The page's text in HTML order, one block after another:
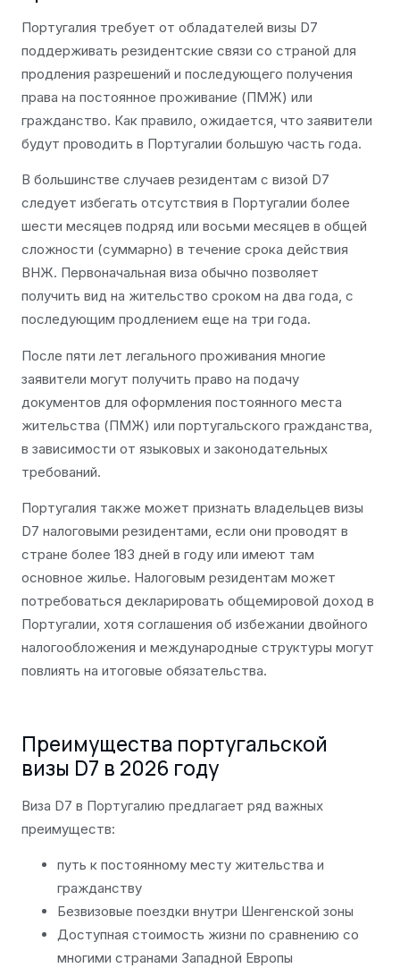
Португалия требует от обладателей визы D7
поддерживать резидентские связи со страной для
продления разрешений и последующего получения
права на постоянное проживание (ПМЖ) или
гражданство. Как правило, ожидается, что заявители
будут проводить в Португалии большую часть года.
В большинстве случаев резидентам с визой D7
следует избегать отсутствия в Португалии более
шести месяцев подряд или восьми месяцев в общей
сложности (суммарно) в течение срока действия
ВНЖ. Первоначальная виза обычно позволяет
получить вид на жительство сроком на два года, с
последующим продлением еще на три года.
После пяти лет легального проживания многие
заявители могут получить право на подачу
документов для оформления постоянного места
жительства (ПМЖ) или португальского гражданства,
в зависимости от языковых и законодательных
требований.
Португалия также может признать владельцев визы
D7 налоговыми резидентами, если они проводят в
стране более 183 дней в году или имеют там
основное жилье. Налоговым резидентам может
потребоваться декларировать общемировой доход в
Португалии, хотя соглашения об избежании двойного
налогообложения и международные структуры могут
повлиять на итоговые обязательства.
Преимущества португальской
визы D7 в 2026 году
Виза D7 в Португалию предлагает ряд важных
преимуществ:
путь к постоянному месту жительства и
гражданству
Безвизовые поездки внутри Шенгенской зоны
Доступная стоимость жизни по сравнению со
многими странами Западной Европы